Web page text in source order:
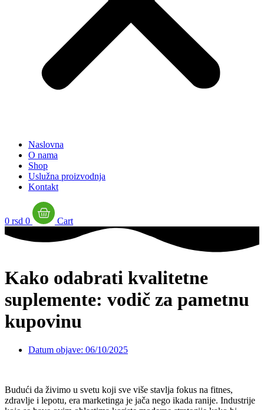
Naslovna
O nama
Shop
Uslužna proizvodnja
Kontakt
0 rsd 0 Cart
Kako odabrati kvalitetne
suplemente: vodič za pametnu
kupovinu
Datum objave: 06/10/2025
Budući da živimo u svetu koji sve više stavlja fokus na fitnes,
zdravlje i lepotu, era marketinga je jača nego ikada ranije. Industrije